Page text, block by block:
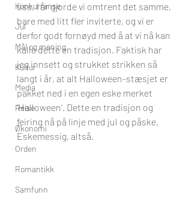
Konkurranse
Jul
Mål og mening
Kultur
Media
Reise
Økonomi
Orden
Romantikk
Samfunn
oss. I år gjorde vi omtrent det samme,
bare med litt fler inviterte, og vi er
derfor godt fornøyd med å at vi nå kan
kalle dette en tradisjon. Faktisk har
jeg innsett og strukket strikken så
langt i år, at alt Halloween-stæsjet er
pakket ned i en egen eske merket
‘Halloween’. Dette en tradisjon og
feiring nå på linje med jul og påske.
Eskemessig, altså.